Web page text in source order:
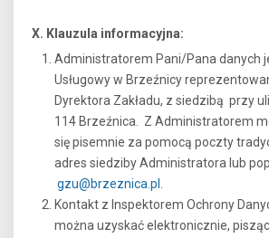
X. Klauzula informacyjna:
Administratorem Pani/Pana danych
Usługowy w Brzeźnicy
Dyrektora Zakładu, z siedzibą przy
114 Brzeźnica. Z Administratorem
się pisemnie za pomocą poczty
adres siedziby Administratora lub
gzu@brzeznica.pl
Kontakt z Inspektorem Ochrony
można uzyskać elektronicznie,